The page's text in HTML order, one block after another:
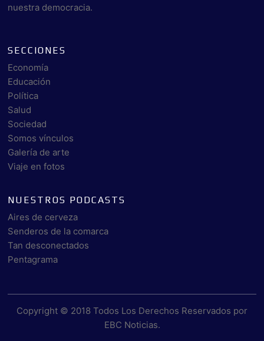
nuestra democracia.
SECCIONES
Economía
Educación
Política
Salud
Sociedad
Somos vínculos
Galería de arte
Viaje en fotos
NUESTROS PODCASTS
Aires de cerveza
Senderos de la comarca
Tan desconectados
Pentagrama
Copyright © 2018 Todos Los Derechos Reservados por
EBC Noticias.